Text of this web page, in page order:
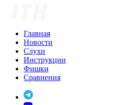
Главная
Новости
Слухи
Инструкции
Фишки
Сравнения